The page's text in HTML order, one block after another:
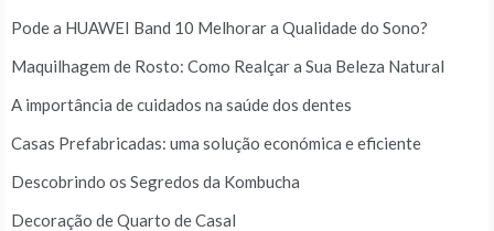
Pode a HUAWEI Band 10 Melhorar a Qualidade do Sono?
Maquilhagem de Rosto: Como Realçar a Sua Beleza Natural
A importância de cuidados na saúde dos dentes
Casas Prefabricadas: uma solução económica e eficiente
Descobrindo os Segredos da Kombucha
Decoração de Quarto de Casal